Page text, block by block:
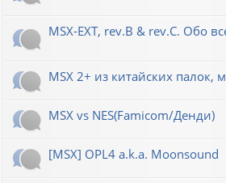
MSX-EXT, rev.B & rev.C. Обо
MSX 2+ из китайских палок,
MSX vs NES(Famicom/Денди)
[MSX] OPL4 a.k.a. Moonsound